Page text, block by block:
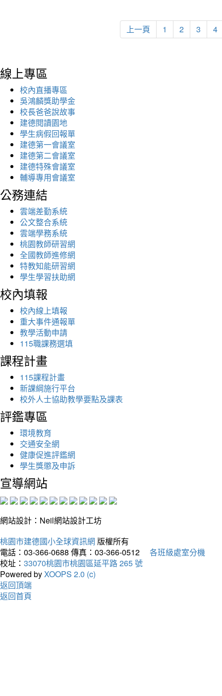
上一頁 1 2 3 4
線上專區
校內直播專區
吳鴻麟獎助學金
校長爸爸說故事
建德閱讀園地
學生病假回報單
建德第一會議室
建德第二會議室
建德特殊會議室
輔導專用會議室
公務連結
雲端差勤系統
公文整合系統
雲端學務系統
桃園教師研習網
全國教師進修網
特教知能研習網
學生學習扶助網
校內填報
校內線上填報
重大事件通報單
教學活動申請
115職課務選填
課程計畫
115課程計畫
新課綱施行平台
校外人士協助教學要點及課表
評鑑專區
環境教育
交通安全網
健康促進評鑑網
學生獎懲及申訴
宣導網站
網站設計：Neil網站設計工坊
桃園市建德國小全球資訊網 版權所有
電話：03-366-0688 傳真：03-366-0512
各班級處室分機
校址： 33070桃園市桃園區延平路 265 號
Powered byXOOPS 2.0 (c)
返回頂端
返回首頁